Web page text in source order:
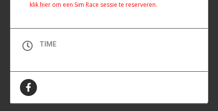
klik hier om een Sim Race sessie te reserveren.
TIME